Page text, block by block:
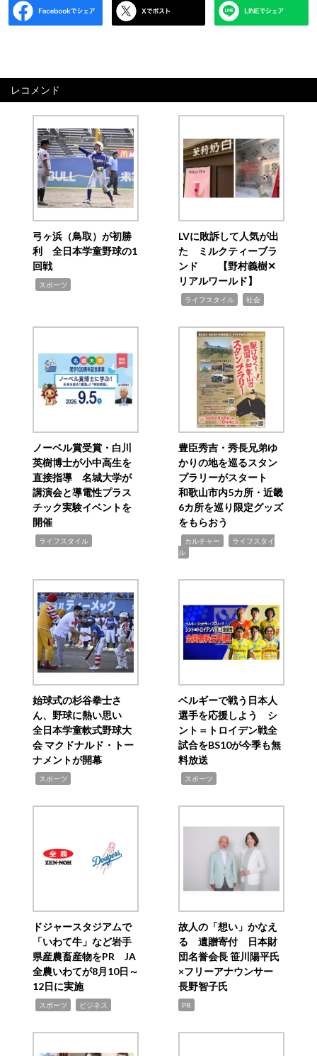
レコメンド
弓ヶ浜（鳥取）が初勝
利 全日本学童野球の1
回戦
スポーツ
LVに敗訴して人気が出
た ミルクティーブラ
ンド 【野村義樹✕
リアルワールド】
ライフスタイル 社会
ノーベル賞受賞・白川
英樹博士が小中高生を
直接指導 名城大学が
講演会と導電性プラス
チック実験イベントを
開催
ライフスタイル
豊臣秀吉・秀長兄弟ゆ
かりの地を巡るスタン
プラリーがスタート
和歌山市内5カ所・近畿
6カ所を巡り限定グッズ
をもらおう
カルチャー
ライフスタイ
ル
始球式の杉谷拳士さ
ん、野球に熱い思い
全日本学童軟式野球大
会 マクドナルド・トー
ナメントが開幕
スポーツ
ベルギーで戦う日本人
選手を応援しよう シ
ント＝トロイデン戦全
試合をBS10が今季も無
料放送
スポーツ
ドジャースタジアムで
「いわて牛」など岩手
県産農畜産物をPR JA
全農いわてが8月10日～
12日に実施
スポーツ ビジネス
故人の「想い」かなえ
る 遺贈寄付 日本財
団名誉会長 笹川陽平氏
×フリーアナウンサー
長野智子氏
PR